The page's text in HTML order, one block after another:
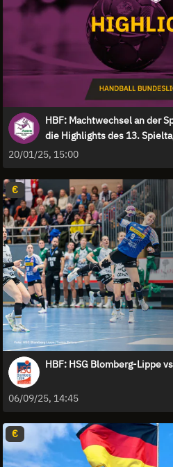
HBF: Machtwechsel an der
die Highlights des 13.
20/01/25, 15:00
€
HBF: HSG Blomberg-Lippe
06/09/25, 14:45
€